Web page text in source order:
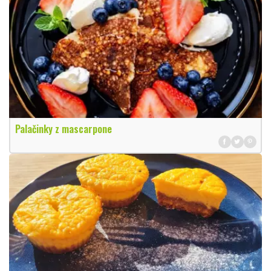
Palačinky z mascarpone